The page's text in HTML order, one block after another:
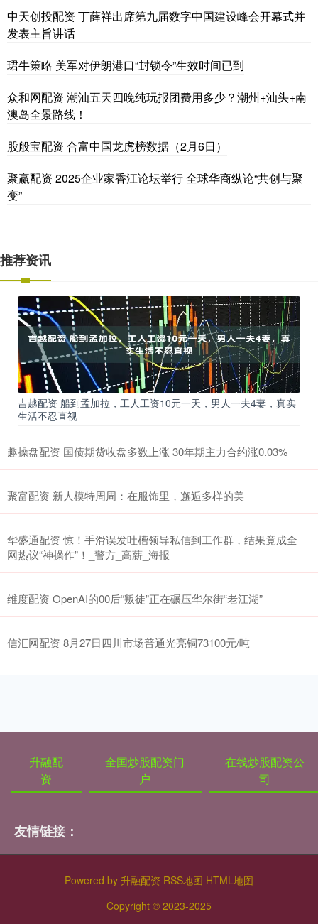
中天创投配资 丁薛祥出席第九届数字中国建设峰会开幕式并
发表主旨讲话
珺牛策略 美军对伊朗港口“封锁令”生效时间已到
众和网配资 潮汕五天四晚纯玩报团费用多少？潮州+汕头+南
澳岛全景路线！
股般宝配资 合富中国龙虎榜数据（2月6日）
聚赢配资 2025企业家香江论坛举行 全球华商纵论“共创与聚
变”
推荐资讯
吉越配资 船到孟加拉，工人工资10元一天，男人一夫4妻，真实
生活不忍直视
趣操盘配资 国债期货收盘多数上涨 30年期主力合约涨0.03%
聚富配资 新人模特周周：在服饰里，邂逅多样的美
华盛通配资 惊！手滑误发吐槽领导私信到工作群，结果竟成全
网热议“神操作”！_警方_高薪_海报
维度配资 OpenAI的00后“叛徒”正在碾压华尔街“老江湖”
信汇网配资 8月27日四川市场普通光亮铜73100元/吨
升融配
资
全国炒股配资门
户
在线炒股配资公
司
友情链接：
Powered by 升融配资 RSS地图 HTML地图
Copyright © 2023-2025